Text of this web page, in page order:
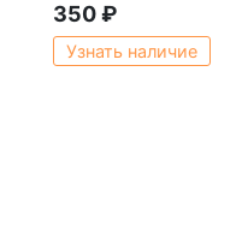
350₽
Узнать наличие